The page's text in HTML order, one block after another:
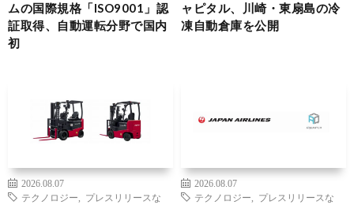
ムの国際規格「ISO9001」認
証取得、自動運転分野で国内
初
ャピタル、川崎・東扇島の冷
凍自動倉庫を公開
2026.08.07
テクノロジー
プレスリリースな
2026.08.07
テクノロジー
プレスリリースな